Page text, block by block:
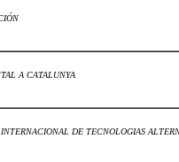
A CATALUNYA
DE TECNOLOGIAS